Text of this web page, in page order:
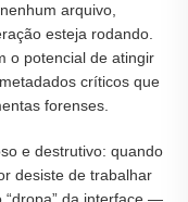
arquivo,
esteja rodando.
o potencial de atingir
críticos que
forenses.
e destrutivo: quando
desiste de trabalhar